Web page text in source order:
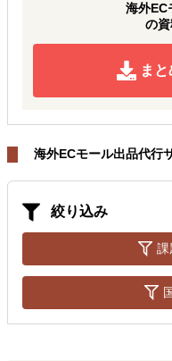
海外EC
の
ま
海外ECモール出品代行
絞り込み
課